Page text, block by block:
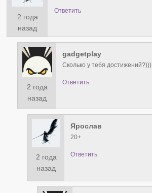
2 года
назад
Ответить
2 года
назад
gadgetplay
Сколько у тебя достижений?)))
Ответить
2 года
назад
Ярослав
20+
Ответить